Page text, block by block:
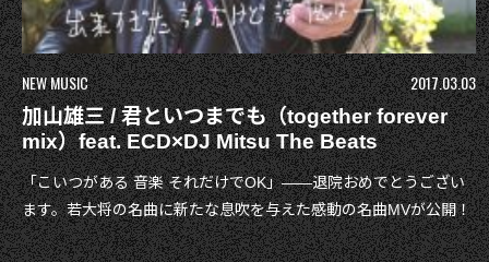
NEW MUSIC
2017.03.03
加山雄三 / 君といつまでも（together forever
mix）feat. ECD×DJ Mitsu The Beats
「こいつがある 音楽 それだけでOK」――退院おめでとうござい
ます。若大将の名曲に新たな息吹を与えた感動の名曲MVが公開！